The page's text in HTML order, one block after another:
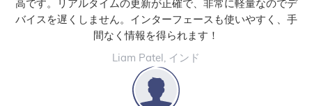
高です。リアルタイムの更新が正確で、非常に軽量なのでデ
バイスを遅くしません。インターフェースも使いやすく、手
間なく情報を得られます！
Liam Patel, インド